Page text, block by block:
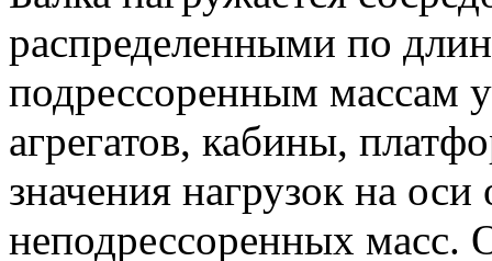
распределенными по
подрессоренным массам
агрегатов, кабины,
значения нагрузок на
неподрессоренных масс.